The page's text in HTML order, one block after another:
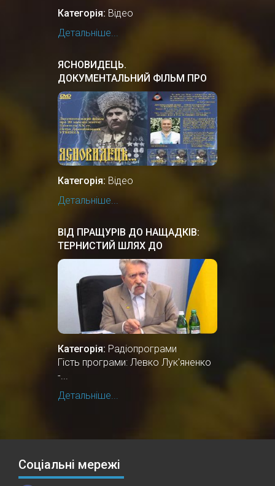
Категорія: Відео
Детальніше...
ЯСНОВИДЕЦЬ.
ДОКУМЕНТАЛЬНИЙ ФIЛЬМ ПРО
УКРАЇНСЬКОГО ПРОРОКА,
ЦІЛИТЕЛЯ.
Категорія: Відео
Детальніше...
ВІД ПРАЩУРІВ ДО НАЩАДКІВ:
ТЕРНИСТИЙ ШЛЯХ ДО
НЕЗАЛЕЖНОСТІ
Категорія: Радіопрограми
Гість програми: Левко Лук'яненко
-...
Детальніше...
Соціальні мережі